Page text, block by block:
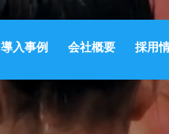
導入事例 会社概要 採用